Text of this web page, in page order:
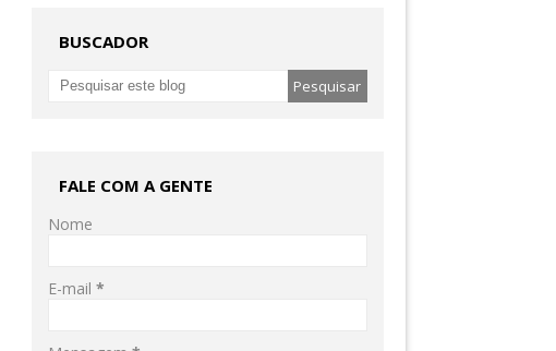
BUSCADOR
FALE COM A GENTE
Nome
E-mail*